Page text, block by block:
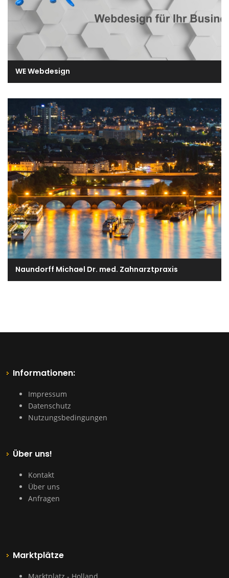
WE Webdesign
Naundorff Michael Dr. med. Zahnarztpraxis
Informationen:
Impressum
Datenschutz
Nutzungsbedingungen
Über uns!
Kontakt
Über uns
Anfragen
Marktplätze